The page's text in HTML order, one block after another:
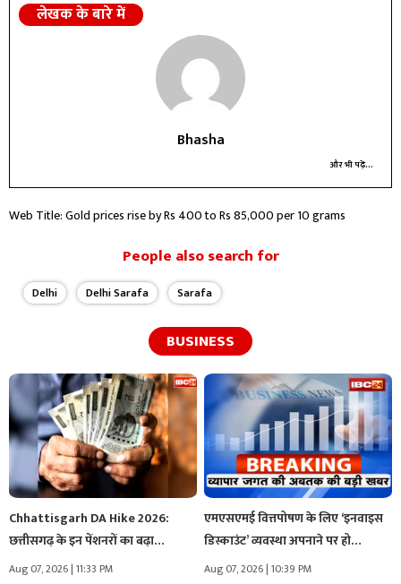
लेखक के बारे में
Bhasha
और भी पढ़ें...
Web Title: Gold prices rise by Rs 400 to Rs 85,000 per 10 grams
People also search for
Delhi Delhi Sarafa Sarafa
BUSINESS
Chhattisgarh DA Hike 2026:
छत्तीसगढ़ के इन पेंशनरों का बढ़ा‌…
Aug 07, 2026 | 11:33 PM
एमएसएमई वित्तपोषण के लिए ‘इनवाइस
डिस्काउंट’ व्यवस्था अपनाने पर हो…
Aug 07, 2026 | 10:39 PM